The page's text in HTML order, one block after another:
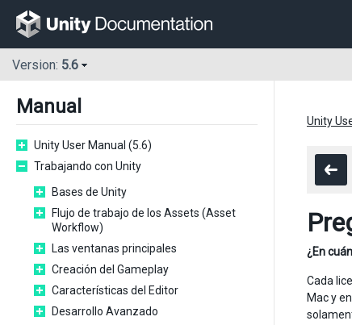
Version: 5.6
Manual
Unity User Manual (5.6)
Trabajando con Unity
Bases de Unity
Flujo de trabajo de los Assets (Asset
Workflow)
Las ventanas principales
Creación del Gameplay
Características del Editor
Desarrollo Avanzado
Unity
¿En
Cada
Mac y